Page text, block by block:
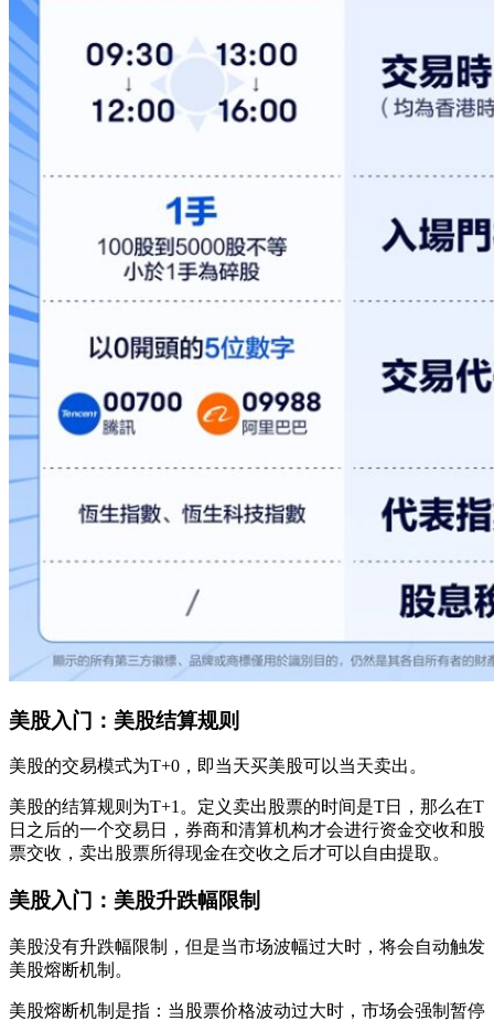
美股入门：美股结算规则
美股的交易模式为T+0，即当天买美股可以当天卖出。
美股的结算规则为T+1。定义卖出股票的时间是T日，那么在T
日之后的一个交易日，券商和清算机构才会进行资金交收和股
票交收，卖出股票所得现金在交收之后才可以自由提取。
美股入门：美股升跌幅限制
美股没有升跌幅限制，但是当市场波幅过大时，将会自动触发
美股熔断机制。
美股熔断机制是指：当股票价格波动过大时，市场会强制暂停